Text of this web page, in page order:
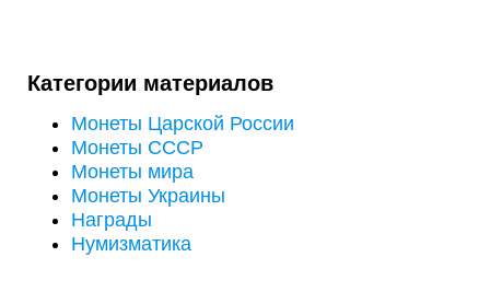
Категории материалов
Монеты Царской России
Монеты СССР
Монеты мира
Монеты Украины
Награды
Нумизматика